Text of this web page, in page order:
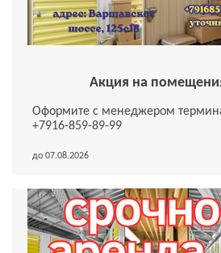
Акция на
Оформите с менеджером
+7916-859-89-99
до 07.08.2026